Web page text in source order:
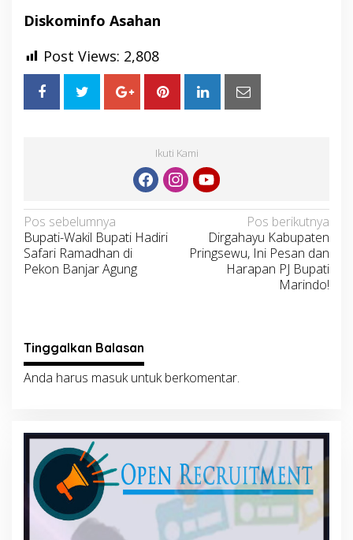
Diskominfo Asahan
Post Views: 2,808
Ikuti Kami
Navigasi
pos
Pos sebelumnya
Bupati-Wakil Bupati Hadiri
Safari Ramadhan di
Pekon Banjar Agung
Pos berikutnya
Dirgahayu Kabupaten
Pringsewu, Ini Pesan dan
Harapan PJ Bupati
Marindo!
Tinggalkan Balasan
Anda harus masukuntuk berkomentar.